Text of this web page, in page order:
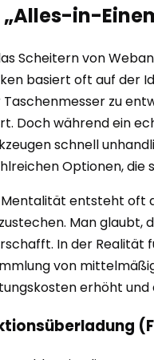
„Alles-in-
Scheitern von
basiert oft auf der
zu
Doch während ein
schnell
Optionen, die
entsteht oft
Man
In der Realität
von
erhöht